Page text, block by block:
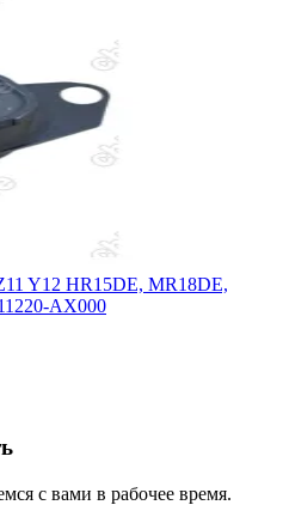
Y12 HR15DE, MR18DE,
AX000
с вами в рабочее время.